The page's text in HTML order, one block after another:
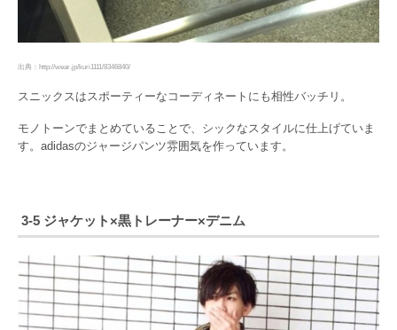
出典：http://wear.jp/kuri1111/8346840/
スニックスはスポーティーなコーディネートにも相性バッチリ。
モノトーンでまとめていることで、シックなスタイルに仕上げていま
す。adidasのジャージパンツ雰囲気を作っています。
3-5 ジャケット×黒トレーナー×デニム